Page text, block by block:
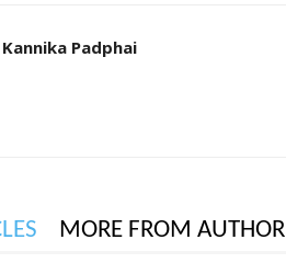
Kannika Padphai
MORE FROM AUTHOR